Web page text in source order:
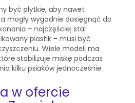
być płytkie, aby nawet
mogły wygodnie dosięgnąć do
– najczęściej stal
plastik – musi być
Wiele modeli ma
stabilizuje miskę podczas
kilku psiaków jednocześnie.
w ofercie